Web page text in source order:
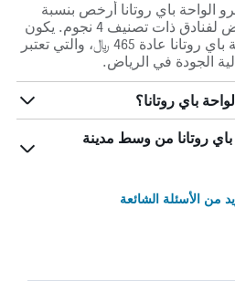
الواحة باي روتانا أرخص بنسبة
43% عن الوسطي في الرياض لفنادق ذات تصنيف 4 نجوم. يكون
سعر الليلة في سنترو الواحة باي روتانا عادة 465 ﷼، والتي تعتبر
الجودة في الرياض.
باي روتانا؟
روتانا من وسط مدينة
من الأسئلة الشائعة